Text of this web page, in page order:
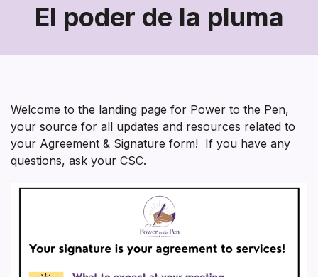
El poder de la pluma
El
poder
la
pluma
Welcome to the landing page for Power to the Pen,
your source for all updates and resources related to
your Agreement & Signature form! If you have any
questions, ask your CSC.